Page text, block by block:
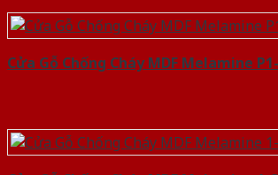
Cửa Gỗ Chống Cháy MDF Melamine